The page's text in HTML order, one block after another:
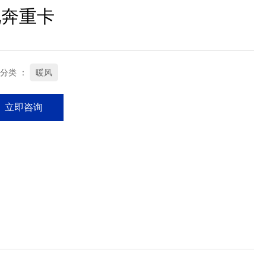
重卡
类 ： 暖风
立即咨询